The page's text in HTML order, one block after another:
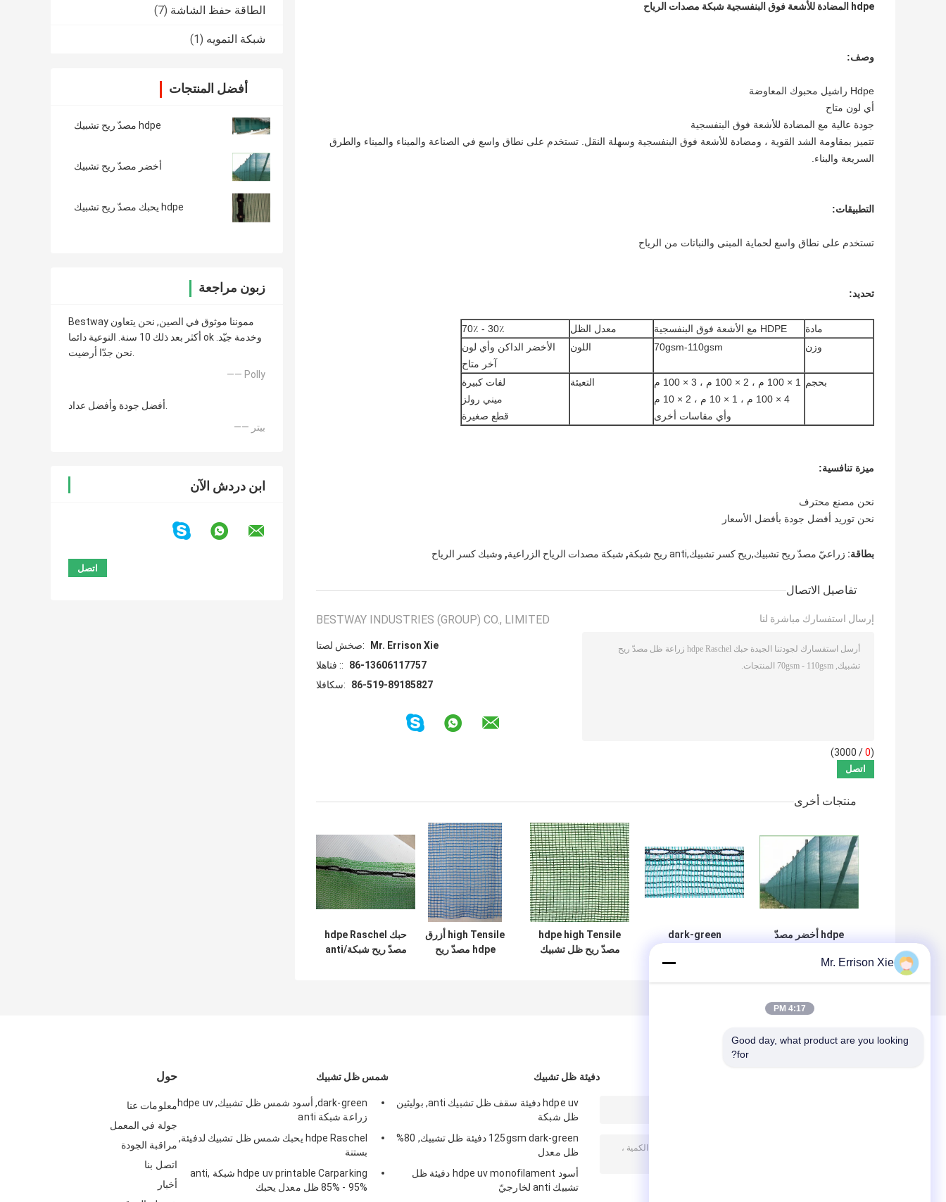
الطاقة حفظ الشاشة (7)
شبكة التمويه (1)
أفضل المنتجات
hdpe مصدّ ريح تشبيك
أخضر مصدّ ريح تشبيك
hdpe يحبك مصدّ ريح تشبيك
زبون مراجعة
Bestway مموننا موثوق في الصين, نحن يتعاون
أكثر بعد ذلك 10 سنة. النوعية دائما ok وخدمة جيّد.
نحن جدّا أرضيت.
—— Polly
أفضل جودة وأفضل عداد.
—— بيتر
ابن دردش الآن
hdpe المضادة للأشعة فوق البنفسجية شبكة مصدات الرياح
وصف:
Hdpe راشيل محبوك المعاوضة
أي لون متاح
جودة عالية مع المضادة للأشعة فوق البنفسجية
تتميز بمقاومة الشد القوية ، ومضادة للأشعة فوق البنفسجية وسهلة النقل. تستخدم على نطاق واسع في الصناعة والميناء والميناء والطرق
السريعة والبناء.
التطبيقات:
تستخدم على نطاق واسع لحماية المبنى والنباتات من الرياح
تحديد:
مادة HDPE مع الأشعة فوق البنفسجية معدل الظل
30٪ - 70٪
وزن
70gsm-110gsm اللون
الأخضر الداكن وأي لون
آخر متاح
بحجم 1 × 100 م ، 2 × 100 م ، 3 × 100 م
4 × 100 م ، 1 × 10 م ، 2 × 10 م
وأي مقاسات أخرى
التعبئة
لفات كبيرة
ميني رولز
قطع صغيرة
ميزة تنافسية:
نحن مصنع محترف
نحن توريد أفضل جودة بأفضل الأسعار
بطاقة: زراعيّ مصدّ ريح تشبيك,ريح كسر تشبيك,anti ريح شبكة , شبكة مصدات الرياح الزراعية, وشبك كسر الرياح
تفاصيل الاتصال
BESTWAY INDUSTRIES (GROUP) CO., LIMITED
اتصل شخص:
Mr. Errison Xie
الهاتف ::
86-13606117757
الفاكس:
86-519-89185827
إرسال استفسارك مباشرة لنا
(
0
/ 3000)
منتجات أخرى
hdpe أخضر مصدّ
dark-green
ظل تشبيك أمان
hdpe high Tensile
مصدّ ريح ظل تشبيك
high Tensile أزرق
hdpe مصدّ ريح
حبك hdpe Raschel
مصدّ ريح شبكة/anti
حول
معلومات عنا
جولة في المعمل
مراقبة الجودة
اتصل بنا
أخبار
شمس ظل تشبيك
dark-green, أسود شمس ظل تشبيك, hdpe uv
زراعة شبكة anti
hdpe Raschel يحبك شمس ظل تشبيك لدفيئة,
بستنة
hdpe uv printable Carparking شبكة anti,
85% - 95% ظل معدل يحبك
دفيئة ظل تشبيك
hdpe uv دفيئة سقف ظل تشبيك anti, بوليثين
ظل شبكة
125gsm dark-green دفيئة ظل تشبيك, 80%
ظل معدل
أسود hdpe uv monofilament دفيئة ظل
تشبيك anti لخارجيّ
Mr. Errison Xie
4:17 PM
Good day, what product are you looking
for?